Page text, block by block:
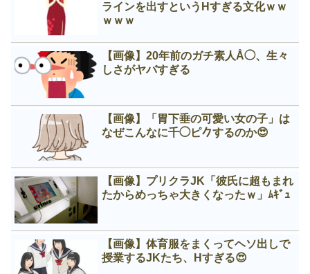
ラインを出すというНすぎる文化ｗｗ
ｗｗｗ
【画像】20年前のガチ素人Å◯、生々
しさがヤバすぎる
【画像】「胃下垂の可愛い女の子」は
なぜこんなに千◯ピ𠂊するのか😍
【画像】プリクラJK「彼氏に超もまれ
たからめっちゃ大きくなったｗ」ﾑｷﾞｭ
【画像】体育服をまくってヘソ出しで
授業するJKたち、Нすぎる😍